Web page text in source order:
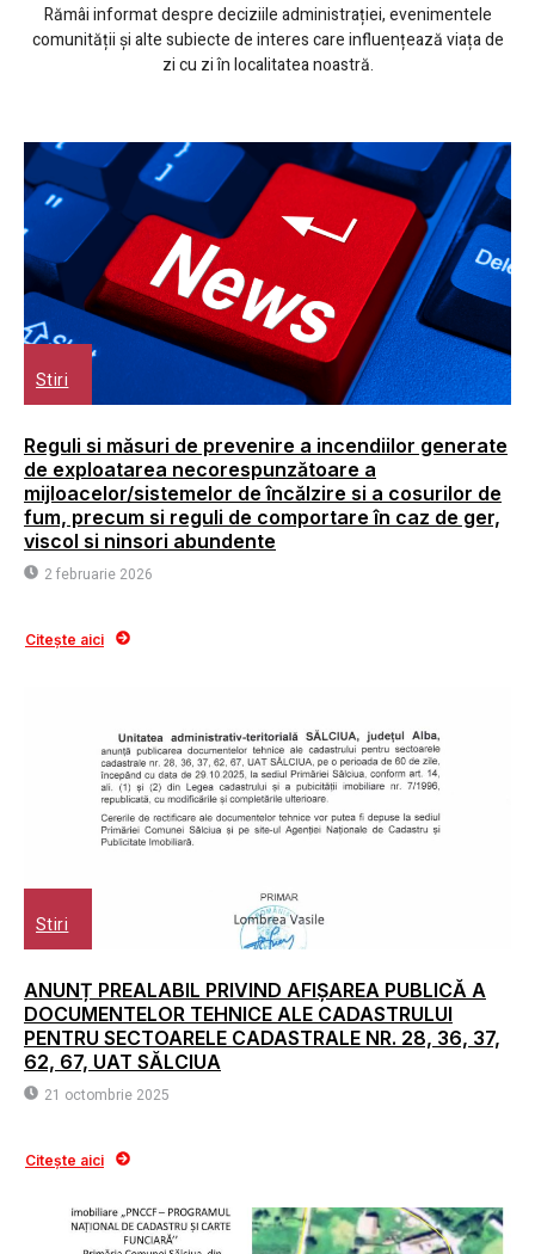
Rămâi informat despre deciziile administrației, evenimentele
comunității și alte subiecte de interes care influențează viața de
zi cu zi în localitatea noastră.
Stiri
Reguli si măsuri de prevenire a incendiilor generate
de exploatarea necorespunzătoare a
mijloacelor/sistemelor de încălzire si a cosurilor de
fum, precum si reguli de comportare în caz de ger,
viscol si ninsori abundente
2 februarie 2026
Citește aici
Stiri
ANUNȚ PREALABIL PRIVIND AFIȘAREA PUBLICĂ A
DOCUMENTELOR TEHNICE ALE CADASTRULUI
PENTRU SECTOARELE CADASTRALE NR. 28, 36, 37,
62, 67, UAT SĂLCIUA
21 octombrie 2025
Citește aici